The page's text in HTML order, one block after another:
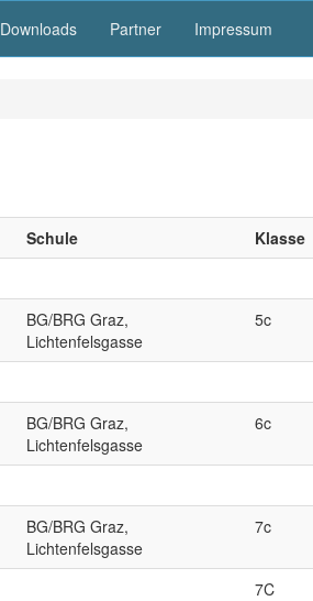
Downloads Partner Impressum
Schule Klasse
BG/BRG Graz,
Lichtenfelsgasse
5c
BG/BRG Graz,
Lichtenfelsgasse
6c
BG/BRG Graz,
Lichtenfelsgasse
7c
7C